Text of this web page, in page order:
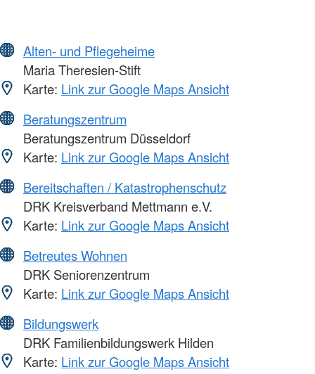
Alten- und Pflegeheime
Maria Theresien-Stift
Karte: Link zur Google Maps Ansicht
Beratungszentrum
Beratungszentrum Düsseldorf
Karte: Link zur Google Maps Ansicht
Bereitschaften / Katastrophenschutz
DRK Kreisverband Mettmann e.V.
Karte: Link zur Google Maps Ansicht
Betreutes Wohnen
DRK Seniorenzentrum
Karte: Link zur Google Maps Ansicht
Bildungswerk
DRK Familienbildungswerk Hilden
Karte: Link zur Google Maps Ansicht